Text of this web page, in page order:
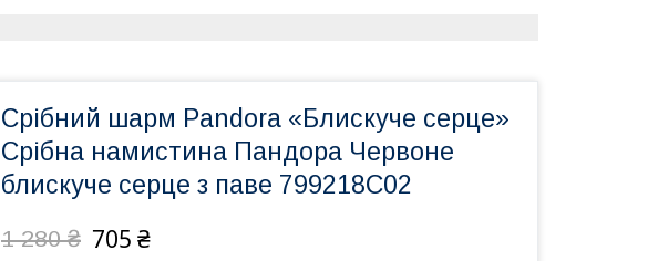
Срібний шарм Pandora «Блискуче серце»
Срібна намистина Пандора Червоне
блискуче серце з паве 799218C02
1 280 ₴ 705 ₴